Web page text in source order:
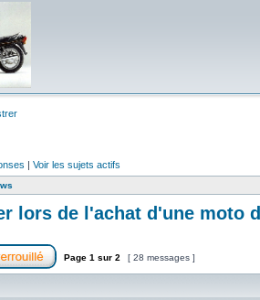
| Voir les sujets actifs
lors de l'achat d'une moto
Page 1 sur 2 [ 28 messages ]